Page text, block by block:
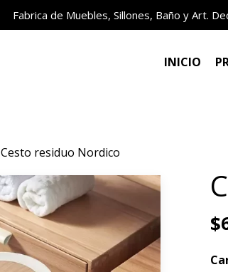
Fabrica de Muebles, Sillones, Baño y Art.
INICIO
Cesto residuo Nordico